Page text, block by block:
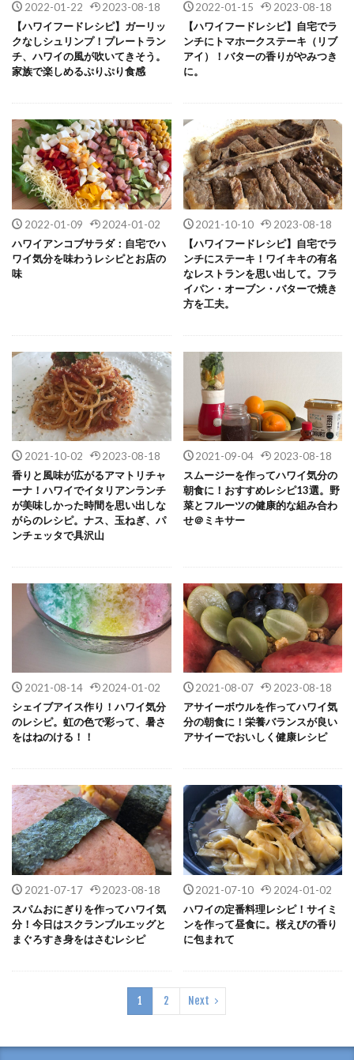
2022-01-22
2023-08-18
【ハワイフードレシピ】ガーリッ
クなしシュリンプ！プレートラン
チ、ハワイの風が吹いてきそう。
家族で楽しめるぷりぷり食感
2022-01-15
2023-08-18
【ハワイフードレシピ】自宅でラ
ンチにトマホークステーキ（リブ
アイ）！バターの香りがやみつき
に。
2022-01-09
2024-01-02
ハワイアンコブサラダ：自宅でハ
ワイ気分を味わうレシピとお店の
味
2021-10-10
2023-08-18
【ハワイフードレシピ】自宅でラ
ンチにステーキ！ワイキキの有名
なレストランを思い出して。フラ
イパン・オーブン・バターで焼き
方を工夫。
2021-10-02
2023-08-18
香りと風味が広がるアマトリチャ
ーナ！ハワイでイタリアンランチ
が美味しかった時間を思い出しな
がらのレシピ。ナス、玉ねぎ、パ
ンチェッタで具沢山
2021-09-04
2023-08-18
スムージーを作ってハワイ気分の
朝食に！おすすめレシピ13選。野
菜とフルーツの健康的な組み合わ
せ＠ミキサー
2021-08-14
2024-01-02
シェイブアイス作り！ハワイ気分
のレシピ。虹の色で彩って、暑さ
をはねのける！！
2021-08-07
2023-08-18
アサイーボウルを作ってハワイ気
分の朝食に！栄養バランスが良い
アサイーでおいしく健康レシピ
2021-07-17
2023-08-18
スパムおにぎりを作ってハワイ気
分！今日はスクランブルエッグと
まぐろすき身をはさむレシピ
2021-07-10
2024-01-02
ハワイの定番料理レシピ！サイミ
ンを作って昼食に。桜えびの香り
に包まれて
1 2 Next